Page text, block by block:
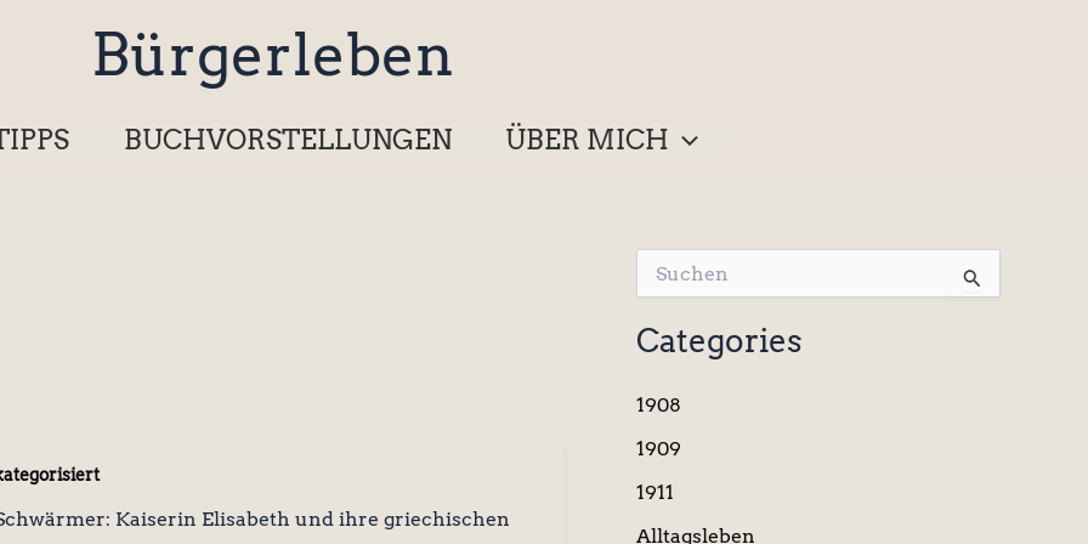
Bürgerleben
BUCHVORSTELLUNGEN ÜBER MICH
Kaiserin Elisabeth und ihre griechischen
u
c
h
n
a
h
Categories
1908
1909
1911
Alltagsleben